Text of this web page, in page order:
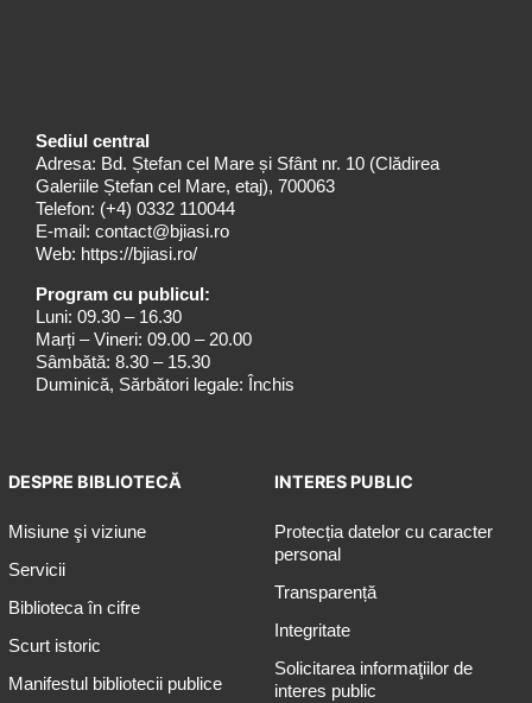
Sediul central
Adresa: Bd. Ștefan cel Mare și Sfânt nr. 10 (Clădirea
Galeriile Ștefan cel Mare, etaj), 700063
Telefon: (+4) 0332 110044
E-mail: contact@bjiasi.ro
Web: https://bjiasi.ro/
Program cu publicul:
Luni: 09.30 – 16.30
Marți – Vineri: 09.00 – 20.00
Sâmbătă: 8.30 – 15.30
Duminică, Sărbători legale: Închis
DESPRE BIBLIOTECĂ
Misiune şi viziune
Servicii
Biblioteca în cifre
Scurt istoric
Manifestul bibliotecii publice
INTERES PUBLIC
Protecția datelor cu caracter
personal
Transparență
Integritate
Solicitarea informaţiilor de
interes public